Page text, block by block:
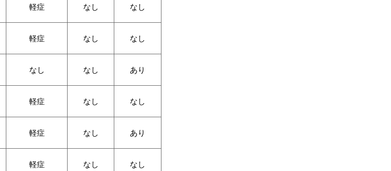
軽症 なし なし
軽症 なし なし
なし なし あり
軽症 なし なし
軽症 なし あり
軽症 なし なし